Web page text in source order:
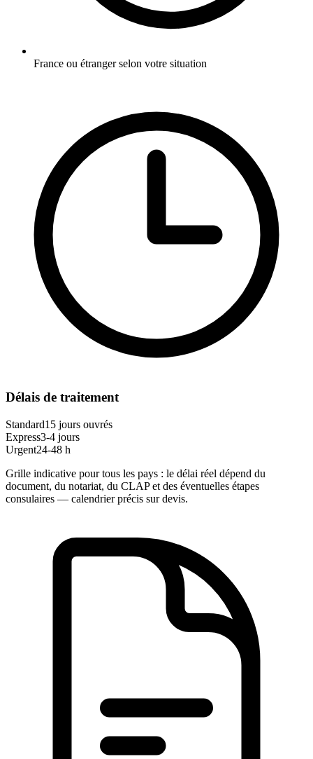
France ou étranger selon votre situation
Délais de traitement
Standard15 jours ouvrés
Express3-4 jours
Urgent24-48 h
Grille indicative pour tous les pays : le délai réel dépend du
document, du notariat, du CLAP et des éventuelles étapes
consulaires — calendrier précis sur devis.